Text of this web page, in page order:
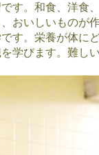
す。和食、洋食
おいしいものが
す。栄養が体に
学びます。難し